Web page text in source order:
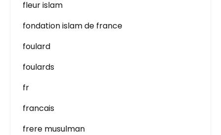
fleur islam
fondation islam de france
foulard
foulards
fr
francais
frere musulman